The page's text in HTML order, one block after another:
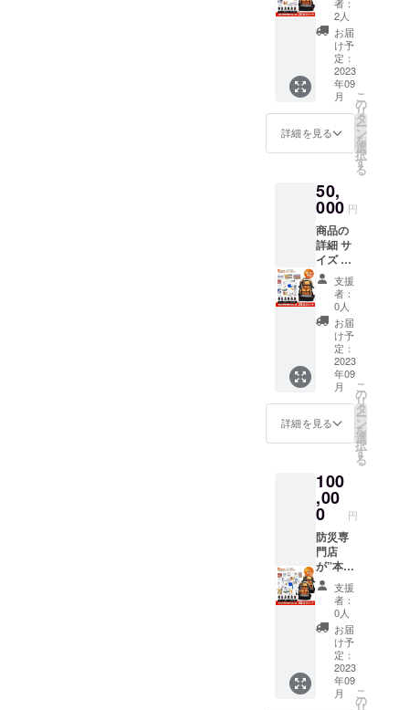
104g 栄
養成分
表示
【鮭】1
（42g）
あたり
熱量：
152kcal
3.0g、
脂質：
0.5g、
炭水化
物：
33.9g、
食塩相
当量：
0.6g
【わか
め】1食
（42g）
あたり
熱量：
151kcal
ぱく
質：
0.4g、
炭水化
物：
34.3g、
食塩相
当量：
0.8g
【五目
おこ
わ】1食
（45g）
あたり
熱量：
168kcal
、たん
ぱく
12の味
からお
好みで5
袋お選
びいた
だけま
す。 １.
さば味
噌
バーグ
煮込
み ３.
筑前煮
４. ポー
クカ
レー ５.
牛丼の
フト金
時豆 ７.
いわし
の煮付
８. 肉
ぼう １
０. 豚汁
１１. さ
つま芋
のレモ
ン煮 １
２.
フォー
（米め
ん） ※
原材
料、栄
養成
分、ア
レル
ギー情
袋 エ
コノ
ミー
大人１
人用
２０品
目セッ
ト サイ
ズ 非常
用持ち
出し袋
ノミー
縦約
47cm×
横約
32cm×
マチ約
13cm
重さ 選
べる非
常食
「アル
ファ
米」の
場合：
4.05kg
選べる
非常食
の場
合：
4.15kg
品目数
20品目
内容 １.
非常持
出袋
（VIAG
GIO
7077 多
機能
ディ
バッ
ク）：1
袋 ２. ブ
2人
お届
け予
定：
2023
年09
月
詳細を見る
こ
の
リ
タ
ー
ン
を
選
択
す
る
50,
000 円
商品の
詳細 サ
イズ 非
常用持
ち出し
袋 S：
スタン
ダード
縦約
47cm×
横約
32cm×
マチ約
13cm
重さ 選
べる非
「アル
ファ
米」の
場合：
4.7kg
選べる
非常食
「ミニ
クラッ
カー」
の場
合：
4.8kg
品目数
25品目
内容 １.
支援
者：
0人
お届
け予
定：
2023
年09
月
詳細を見る
こ
の
リ
タ
ー
ン
を
選
択
す
る
100
,00
0 円
防災専
門店
が”本当
に役立
つ・必
要な
物”だけ
を厳選
した
セット
専門店
が選ん
支援
者：
0人
お届
け予
定：
2023
年09
月
こ
の